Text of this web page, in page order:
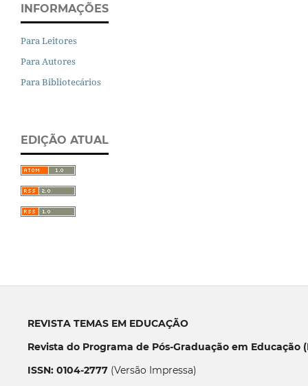
INFORMAÇÕES
Para Leitores
Para Autores
Para Bibliotecários
EDIÇÃO ATUAL
REVISTA TEMAS EM EDUCAÇÃO
Revista do Programa de Pós-Graduação em Educação
ISSN: 0104-2777(Versão Impressa)